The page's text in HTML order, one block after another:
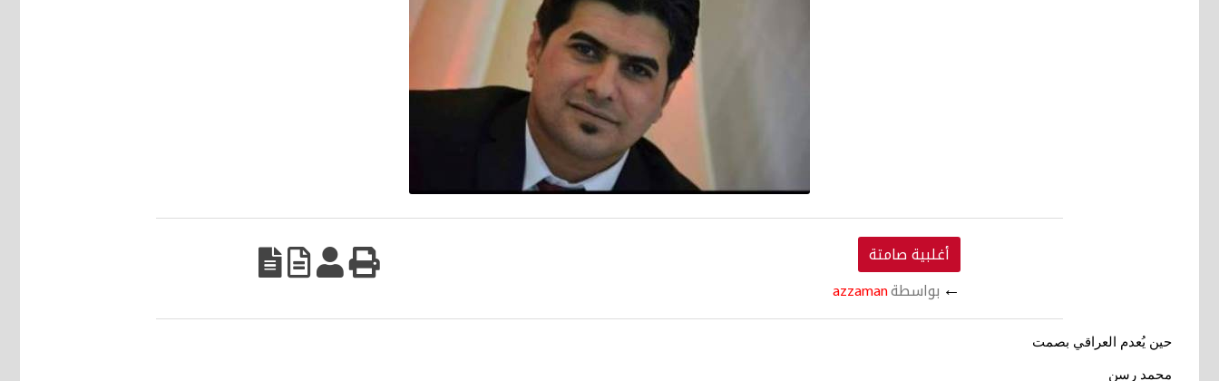
أغلبية صامتة
← بواسطةazzaman
حين يُعدم العراقي بصمت
محمد رسن